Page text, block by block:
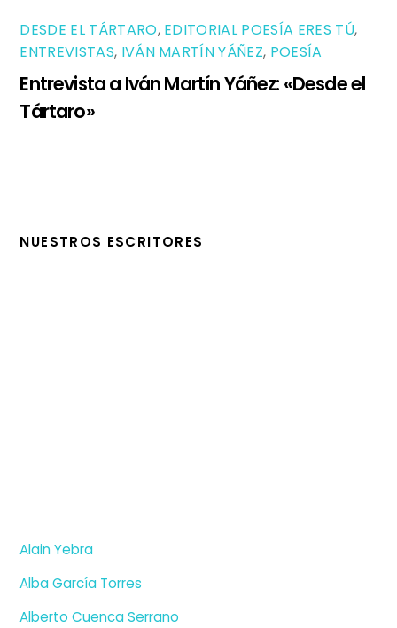
DESDE EL TÁRTARO, EDITORIAL POESÍA ERES TÚ,
ENTREVISTAS, IVÁN MARTÍN YÁÑEZ, POESÍA
Entrevista a Iván Martín Yáñez: «Desde el
Tártaro»
NUESTROS ESCRITORES
Alain Yebra
Alba García Torres
Alberto Cuenca Serrano